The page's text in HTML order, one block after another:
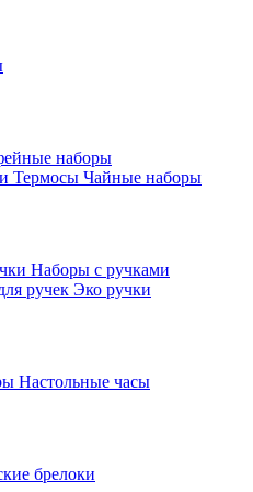
наборы
Термосы Чайные наборы
Наборы с ручками
ручек Эко ручки
Настольные часы
брелоки